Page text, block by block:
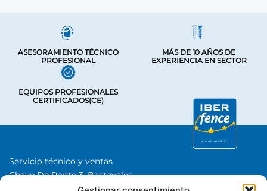
ASESORAMIENTO TÉCNICO
PROFESIONAL
MÁS DE 10 AÑOS DE
EXPERIENCIA EN SECTOR
EQUIPOS PROFESIONALES
CERTIFICADOS(CE)
Servicio técnico y ventas
Chave De Ponte 3, Bastavales,
15280 Brión, A Coruña